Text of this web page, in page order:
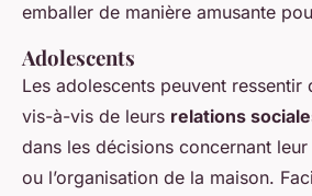
emballer de manière amusante
Adolescents
Les adolescents peuvent ressentir
vis-à-vis de leurs relations
dans les décisions concernant
ou l’organisation de la maison.